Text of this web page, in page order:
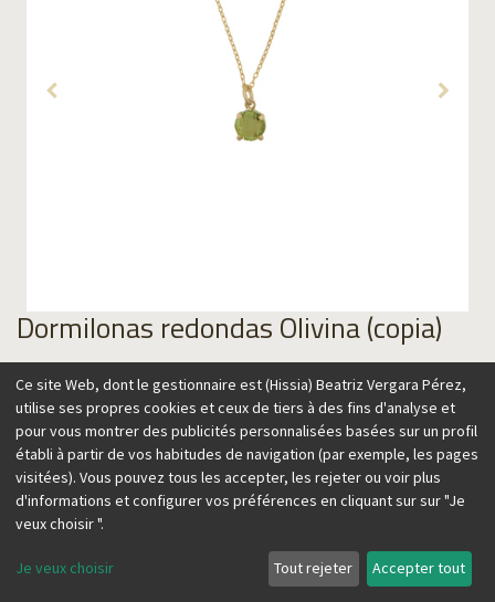
Dormilonas redondas Olivina (copia)
99,00€
Ajouter au panier
Colección realizada con olivina, una piedra preciosa
Ce site Web, dont le gestionnaire est (Hissia) Beatriz Vergara Pérez,
utilise ses propres cookies et ceux de tiers à des fins d'analyse et
pour vous montrer des publicités personnalisées basées sur un profil
établi à partir de vos habitudes de navigation (par exemple, les pages
visitées). Vous pouvez tous les accepter, les rejeter ou voir plus
d'informations et configurer vos préférences en cliquant sur sur "Je
veux choisir ".
Je veux choisir Tout rejeter Accepter tout